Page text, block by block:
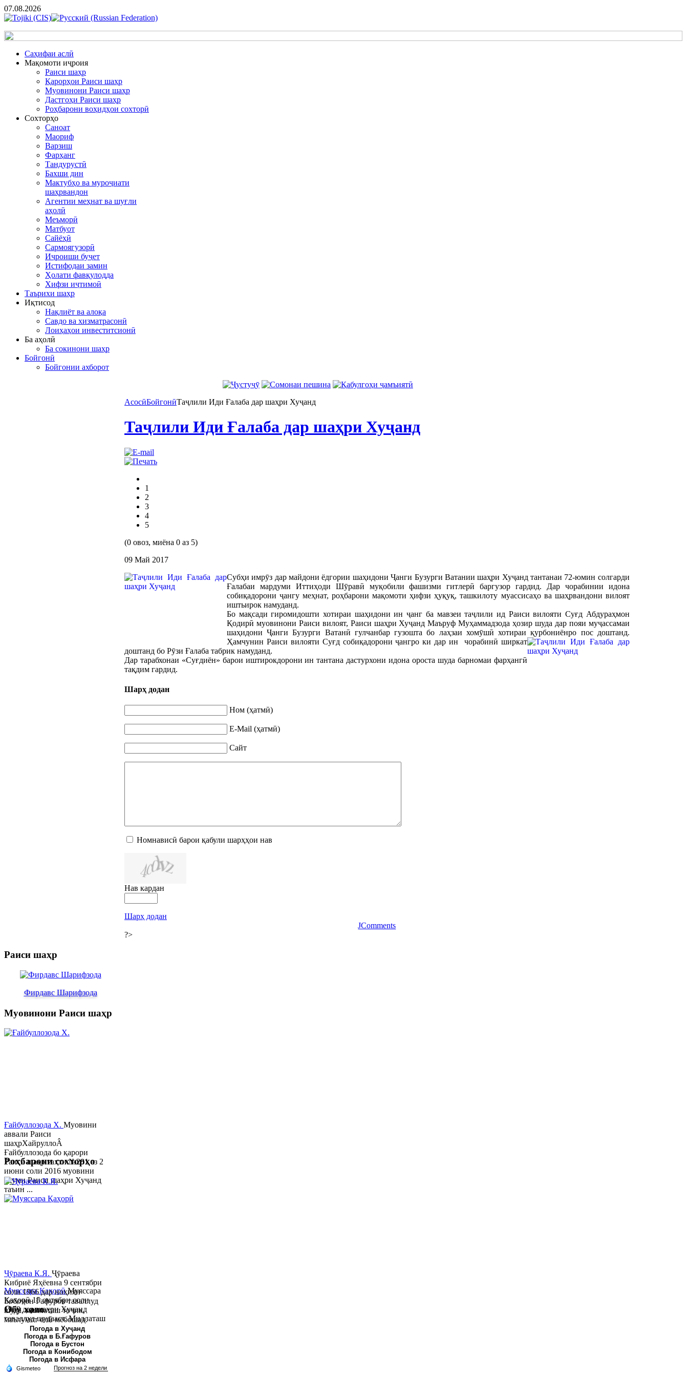
07.08.2026
Cаҳифаи аслӣ
Мақомоти иҷроия
Раиси шаҳр
Қарорҳои Раиси шаҳр
Муовинони Раиси шаҳр
Дастгоҳи Раиси шаҳр
Роҳбарони воҳидҳои сохторӣ
Сохторҳо
Саноат
Маориф
Варзиш
Фарҳанг
Тандурустӣ
Бахши дин
Мактубҳо ва муроҷиати
шаҳрвандон
Агентии меҳнат ва шуғли
аҳолӣ
Меъморӣ
Матбуот
Сайёҳӣ
Сармоягузорӣ
Иҷроиши буҷет
Истифодаи замин
Ҳолати фавқулодда
Хифзи иҷтимоӣ
Таърихи шаҳр
Иқтисод
Нақлиёт ва алоқа
Савдо ва хизматрасонӣ
Лоиҳаҳои инвеститсионӣ
Ба аҳолӣ
Ба сокинони шаҳр
Бойгонӣ
Бойгонии ахборот
АсосӣБойгонӣТаҷлили Иди Ғалаба дар шаҳри Хуҷанд
Таҷлили Иди Ғалаба дар шаҳри Хуҷанд
1
2
3
4
5
(0 овоз, миёна 0 аз 5)
09 Май 2017
Субҳи имрӯз дар майдони ёдгории шаҳидони Ҷанги Бузурги Ватании шаҳри Хуҷанд тантанаи 72-юмин солгарди
Ғалабаи мардуми Иттиҳоди Шӯравӣ муқобили фашизми гитлерӣ баргузор гардид. Дар чорабинии идона
собиқадорони ҷангу меҳнат, роҳбарони мақомоти ҳифзи ҳуқуқ, ташкилоту муассисаҳо ва шаҳрвандони вилоят
иштьирок намуданд.
Бо мақсади гиромидошти хотираи шаҳидони ин ҷанг ба мавзеи таҷлили ид Раиси вилояти Суғд Абдураҳмон
Қодирӣ муовинони Раиси вилоят, Раиси шаҳри Хуҷанд Маъруф Муҳаммадзода ҳозир шуда дар пояи муҷассамаи
шаҳидони Ҷанги Бузурги Ватанӣ гулчанбар гузошта бо лаҳзаи хомӯшӣ хотираи қурбониёнро пос доштанд.
Ҳамчунин Раиси вилояти Суғд собиқадорони ҷангро ки дар ин чорабинӣ ширкат
доштанд бо Рӯзи Ғалаба табрик намуданд.
Дар тарабхонаи «Суғдиён» барои иштирокдорони ин тантана дастурхони идона ороста шуда барномаи фарҳангӣ
тақдим гардид.
Шарҳ додан
Ном (ҳатмӣ)
E-Mail (ҳатмӣ)
Сайт
Номнависӣ барои қабули шарҳҳои нав
Нав кардан
Шарҳ додан
JComments
?>
Раиси шаҳр
Фирдавс Шарифзода
Муовинони Раиси шаҳр
Ғайбуллозода Х. Муовини
аввали Раиси
шаҳрХайруллоÂ
Ғайбуллозода бо қарори
Раиси шаҳр таҳти №281 аз 2
июни соли 2016 муовини
якуми Раиси шаҳри Хуҷанд
таъин ...
Муяссара ҚаҳорӣМуяссара
Қаҳорӣ 15 октябри соли
1979 дар шаҳри Хуҷанд
таваллуд шудааст. Миллаташ
тоҷик. Маълумот олӣ. Соли
2002 Донишгоҳи давлатии
Хуҷанд ба...
Роҳбарони сохторҳо
Ҷӯраева К.Я. Ҷӯраева
Кибриё Яҳёевна 9 сентябри
соли 1966 дар ноҳияи
Бобоҷон Ғафуров таваллуд
шуда, миллаташ тоҷик,
маълумот олӣ мебошад.
Соли 1997 Донишг...
Обу хаво
Погода в Хуҷанд
Погода в Б.Ғафуров
Погода в Бустон
Погода в Конибодом
Погода в Исфара